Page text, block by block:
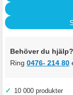
Behöver du
Ring 0476- 214 80
✓ 10 000 produkter